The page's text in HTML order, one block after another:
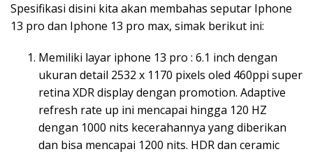
Spesifikasi disini kita akan membahas seputar Iphone
13 pro dan Iphone 13 pro max, simak berikut ini:
Memiliki layar iphone 13 pro : 6.1 inch dengan
ukuran detail 2532 x 1170 pixels oled 460ppi super
retina XDR display dengan promotion. Adaptive
refresh rate up ini mencapai hingga 120 HZ
dengan 1000 nits kecerahannya yang diberikan
dan bisa mencapai 1200 nits. HDR dan ceramic